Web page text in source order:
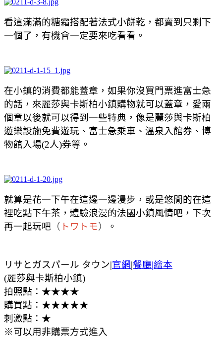
看這滿滿的糖霜搭配著法式小餅乾，都賣到只剩下
一個了，有機會一定要來吃看看。
在小鎮的消費都能蓋章，如果你沒買門票進富士急
的話，來麗莎與卡斯柏小鎮購物就可以蓋章，愛兩
個章以後就可以得到一些特典，像是麗莎與卡斯柏
遊樂設施免費遊玩、富士急乘車、溫泉入館券、博
物館入場(2人)券等。
就算是花一下午在這邊一邊漫步，或是悠閒的在這
裡吃點下午茶，體驗浪漫的法國小鎮風情吧，下次
再一起玩吧 （ トワトモ） 。
リサとガスパール タウン|官網|餐廳|繪本
(麗莎與卡斯柏小鎮)
拍照點：★★★★
購買點：★★★★★
刺激點：★
※可以用非購票方式進入